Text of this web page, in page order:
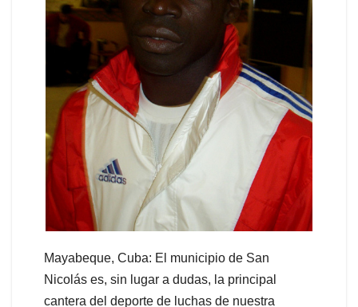
Mayabeque, Cuba: El municipio de San
Nicolás es, sin lugar a dudas, la principal
cantera del deporte de luchas de nuestra